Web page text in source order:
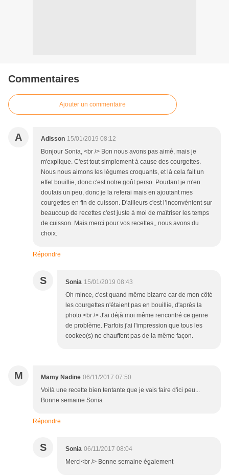
Commentaires
Ajouter un commentaire
A Adisson 15/01/2019 08:12
Bonjour Sonia, <br /> Bon nous avons pas aimé, mais je
m'explique. C'est tout simplement à cause des courgettes.
Nous nous aimons les légumes croquants, et là cela fait un
effet bouillie, donc c'est notre goût perso. Pourtant je m'en
doutais un peu, donc je la referai mais en ajoutant mes
courgettes en fin de cuisson. D'ailleurs c'est l’inconvénient sur
beaucoup de recettes c'est juste à moi de maîtriser les temps
de cuisson. Mais merci pour vos recettes,, nous avons du
choix.
Répondre
S Sonia 15/01/2019 08:43
Oh mince, c'est quand même bizarre car de mon côté
les courgettes n'étaient pas en bouillie, d'après la
photo.<br /> J'ai déjà moi même rencontré ce genre
de problème. Parfois j'ai l'impression que tous les
cookeo(s) ne chauffent pas de la même façon.
M Mamy Nadine 06/11/2017 07:50
Voilà une recette bien tentante que je vais faire d'ici peu...
Bonne semaine Sonia
Répondre
S Sonia 06/11/2017 08:04
Merci<br /> Bonne semaine également